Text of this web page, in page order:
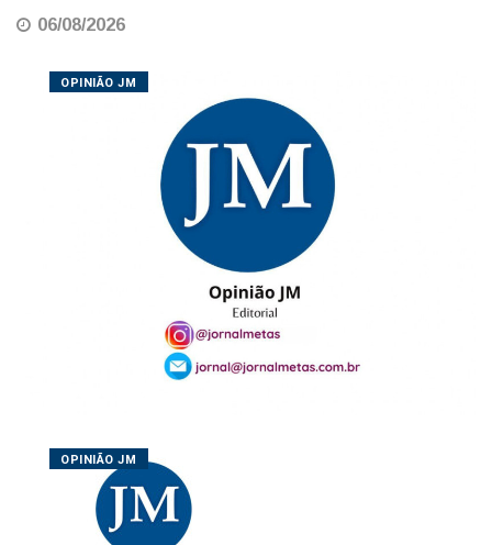
06/08/2026
OPINIÃO JM
OPINIÃO JM